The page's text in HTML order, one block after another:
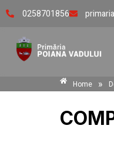
0258701856
Home »